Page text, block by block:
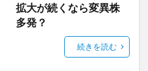
拡大が続くなら変異株
多発？
続きを読む